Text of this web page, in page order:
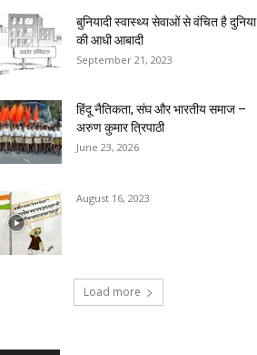
बुनियादी स्वास्थ्य सेवाओं से वंचित है दुनिया
की आधी आबादी
September 21, 2023
हिंदू नैतिकता, संघ और भारतीय समाज –
अरुण कुमार त्रिपाठी
June 23, 2026
August 16, 2023
Load more